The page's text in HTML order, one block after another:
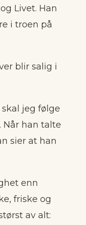
Livet. Han
i troen på
blir salig i
jeg følge
Når han talte
sier at han
enn
friske og
av alt: